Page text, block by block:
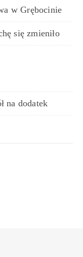
w Grębocinie
się zmieniło
na dodatek